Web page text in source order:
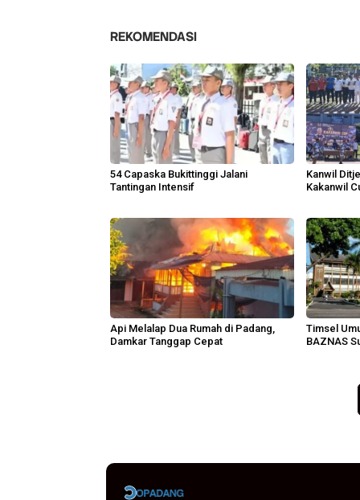
REKOMENDASI
54 Capaska Bukittinggi Jalani
Tantingan Intensif
Kanwil
Kakanwil
Api Melalap Dua Rumah di Padang,
Damkar Tanggap Cepat
Timsel
BAZNAS